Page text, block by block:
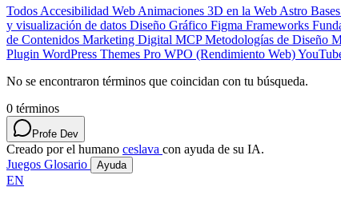
Todos Accesibilidad Web Animaciones 3D en la Web Astro
y visualización de datos Diseño Gráfico Figma Frameworks
de Contenidos Marketing Digital MCPMetodologías de Diseño
Plugin WordPress Themes Pro WPO (Rendimiento Web)
No se encontraron términos que coincidan con tu búsqueda.
0 términos
Profe Dev
Creado por el humano ceslava con ayuda de su IA.
Juegos Glosario Ayuda
EN